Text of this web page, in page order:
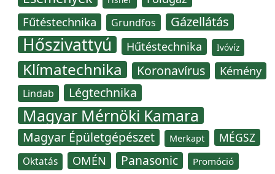
Fűtéstechnika Grundfos Gázellátás
Hőszivattyú Hűtéstechnika Ivóvíz
Klímatechnika Koronavírus Kémény
Lindab Légtechnika
Magyar Mérnöki Kamara
Magyar Épületgépészet Merkapt MÉGSZ
Oktatás OMÉN Panasonic Promóció